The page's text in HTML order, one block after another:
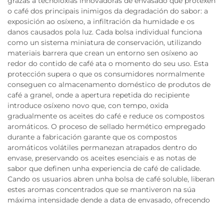
o café dos principais inimigos da degradación do sabor: a
exposición ao osíxeno, a infiltración da humidade e os
danos causados pola luz. Cada bolsa individual funciona
como un sistema miniatura de conservación, utilizando
materiais barrera que crean un entorno sen osíxeno ao
redor do contido de café ata o momento do seu uso. Esta
protección supera o que os consumidores normalmente
conseguen co almacenamento doméstico de produtos de
café a granel, onde a apertura repetida do recipiente
introduce osíxeno novo que, con tempo, oxida
gradualmente os aceites do café e reduce os compostos
aromáticos. O proceso de sellado hermético empregado
durante a fabricación garante que os compostos
aromáticos volátiles permanezan atrapados dentro do
envase, preservando os aceites esenciais e as notas de
sabor que definen unha experiencia de café de calidade.
Cando os usuarios abren unha bolsa de café soluble, liberan
estes aromas concentrados que se mantiveron na súa
máxima intensidade dende a data de envasado, ofrecendo